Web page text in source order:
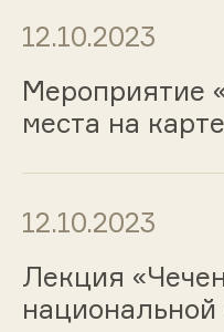
12.10.2023
Мероприятие
места на
12.10.2023
Лекция